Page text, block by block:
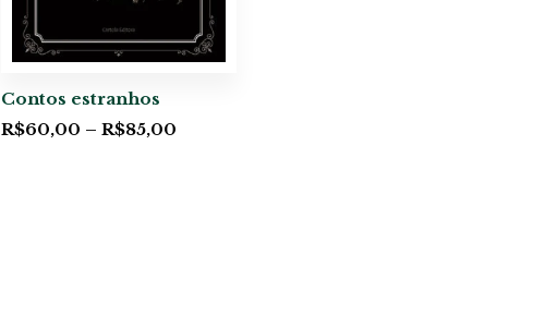
Contos estranhos
R$60,00 – R$85,00